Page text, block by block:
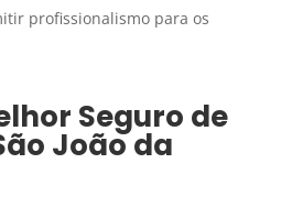
profissionalismo para os
Seguro de
João da